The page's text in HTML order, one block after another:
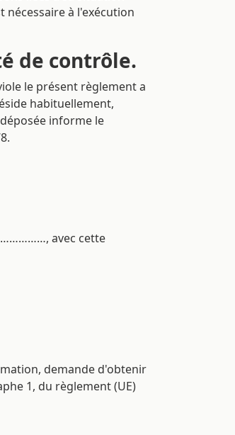
à l'exécution
de contrôle.
le présent règlement a
habituellement,
informe le
avec cette
demande d'obtenir
1, du règlement (UE)